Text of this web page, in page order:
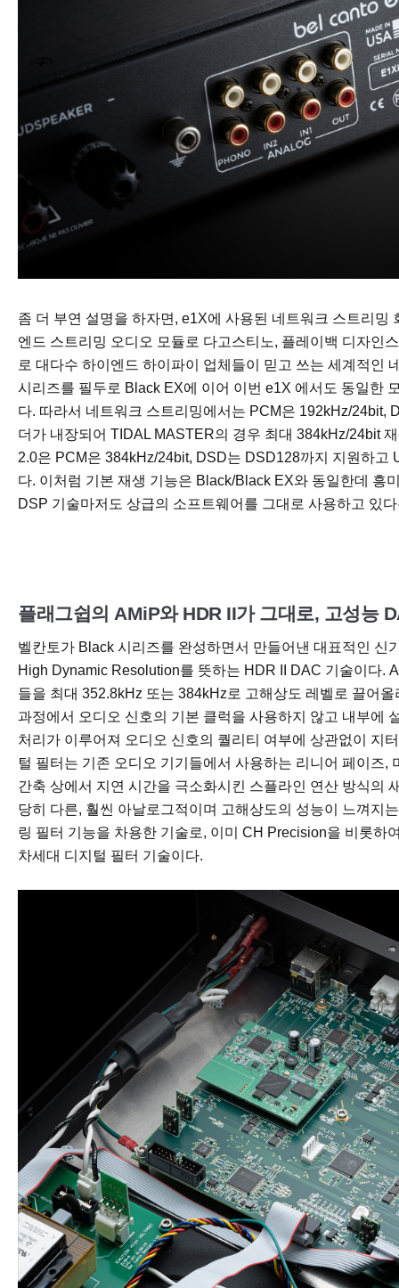
좀 더 부연 설명을 하자면, e1X에 사용된 네트워크 스트리
엔드 스트리밍 오디오 모듈로 다고스티노, 플레이백 디자인
로 대다수 하이엔드 하이파이 업체들이 믿고 쓰는 세계적인
시리즈를 필두로 Black EX에 이어 이번 e1X 에서도 동일한
다. 따라서 네트워크 스트리밍에서는 PCM은 192kHz/24bit,
더가 내장되어 TIDAL MASTER의 경우 최대 384kHz/24bit
2.0은 PCM은 384kHz/24bit, DSD는 DSD128까지 지원하고
다. 이처럼 기본 재생 기능은 Black/Black EX와 동일한데 흥
DSP 기술마저도 상급의 소프트웨어를 그대로 사용하고 있
플래그쉽의 AMiP와 HDR II가 그대로, 고성능
벨칸토가 Black 시리즈를 완성하면서 만들어낸 대표적인
High Dynamic Resolution를 뜻하는 HDR II DAC 기술이다.
들을 최대 352.8kHz 또는 384kHz로 고해상도 레벨로 끌어
과정에서 오디오 신호의 기본 클럭을 사용하지 않고 내부에
처리가 이루어져 오디오 신호의 퀄리티 여부에 상관없이 지
털 필터는 기존 오디오 기기들에서 사용하는 리니어 페이즈,
간축 상에서 지연 시간을 극소화시킨 스플라인 연산 방식의
당히 다른, 훨씬 아날로그적이며 고해상도의 성능이 느껴지
링 필터 기능을 차용한 기술로, 이미 CH Precision을 비롯하
차세대 디지털 필터 기술이다.